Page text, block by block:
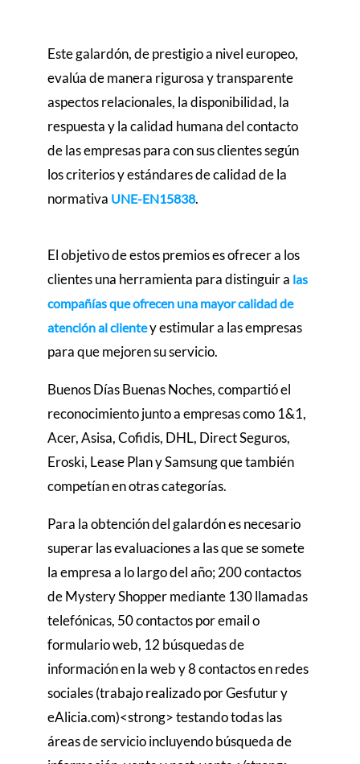
Este galardón, de prestigio a nivel europeo,
evalúa de manera rigurosa y transparente
aspectos relacionales, la disponibilidad, la
respuesta y la calidad humana del contacto
de las empresas para con sus clientes según
los criterios y estándares de calidad de la
normativa UNE-EN15838.
El objetivo de estos premios es ofrecer a los
clientes una herramienta para distinguir a las
compañías que ofrecen una mayor calidad de
atención al clientey estimular a las empresas
para que mejoren su servicio.
Buenos Días Buenas Noches, compartió el
reconocimiento junto a empresas como 1&1,
Acer, Asisa, Cofidis, DHL, Direct Seguros,
Eroski, Lease Plan y Samsung que también
competían en otras categorías.
Para la obtención del galardón es necesario
superar las evaluaciones a las que se somete
la empresa a lo largo del año; 200 contactos
de Mystery Shopper mediante 130 llamadas
telefónicas, 50 contactos por email o
formulario web, 12 búsquedas de
información en la web y 8 contactos en redes
sociales (trabajo realizado por Gesfutur y
eAlicia.com)<strong> testando todas las
áreas de servicio incluyendo búsqueda de